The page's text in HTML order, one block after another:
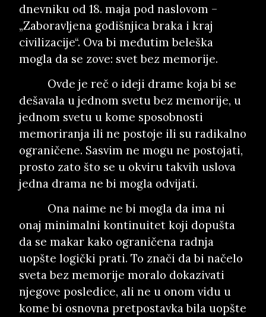
dnevniku od 18. maja pod naslovom –
„Zaboravljena godišnjica braka i kraj
civilizacije“. Ova bi međutim beleška
mogla da se zove: svet bez memorije.
Ovde je reč o ideji drame koja bi se
dešavala u jednom svetu bez memorije, u
jednom svetu u kome sposobnosti
memoriranja ili ne postoje ili su radikalno
ograničene. Sasvim ne mogu ne postojati,
prosto zato što se u okviru takvih uslova
jedna drama ne bi mogla odvijati.
Ona naime ne bi mogla da ima ni
onaj minimalni kontinuitet koji dopušta
da se makar kako ograničena radnja
uopšte logički prati. To znači da bi načelo
sveta bez memorije moralo dokazivati
njegove posledice, ali ne u onom vidu u
kome bi osnovna pretpostavka bila uopšte